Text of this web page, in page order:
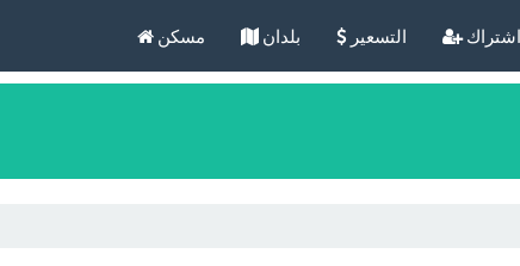
مسكن بلدان التسعير اشتراك